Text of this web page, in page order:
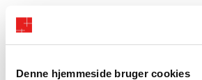
Denne hjemmeside bruger cookies